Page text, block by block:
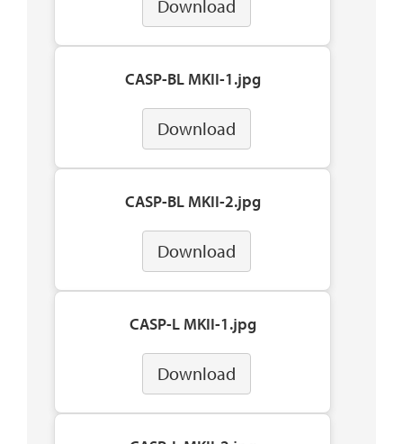
Download
CASP-BL MKII-1.jpg
Download
CASP-BL MKII-2.jpg
Download
CASP-L MKII-1.jpg
Download